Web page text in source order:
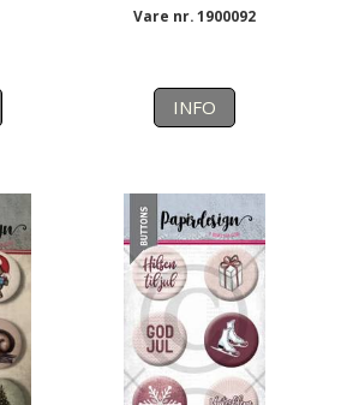
Vare nr. 1900092
INFO